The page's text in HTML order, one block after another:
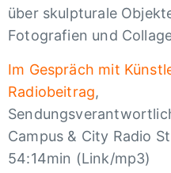
über skulpturale
Fotografien und
Im Gespräch mit
Radiobeitrag,
Campus & City Radio
54:14min (Link/mp3)